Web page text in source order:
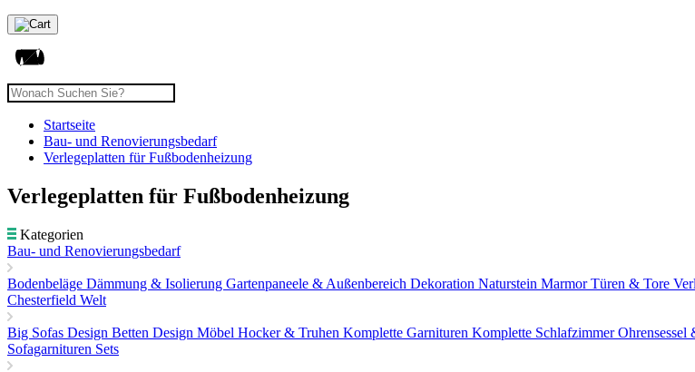
Startseite
Bau- und Renovierungsbedarf
Verlegeplatten für Fußbodenheizung
Verlegeplatten für Fußbodenheizung
Kategorien
Bau- und Renovierungsbedarf
Bodenbeläge Dämmung & Isolierung Gartenpaneele & Außenbereich Dekoration Naturstein MarmorTüren & Tore
Chesterfield Welt
Big Sofas Design Betten Design Möbel Hocker & Truhen Komplette Garnituren Komplette SchlafzimmerOhrensessel
Sofagarnituren Sets